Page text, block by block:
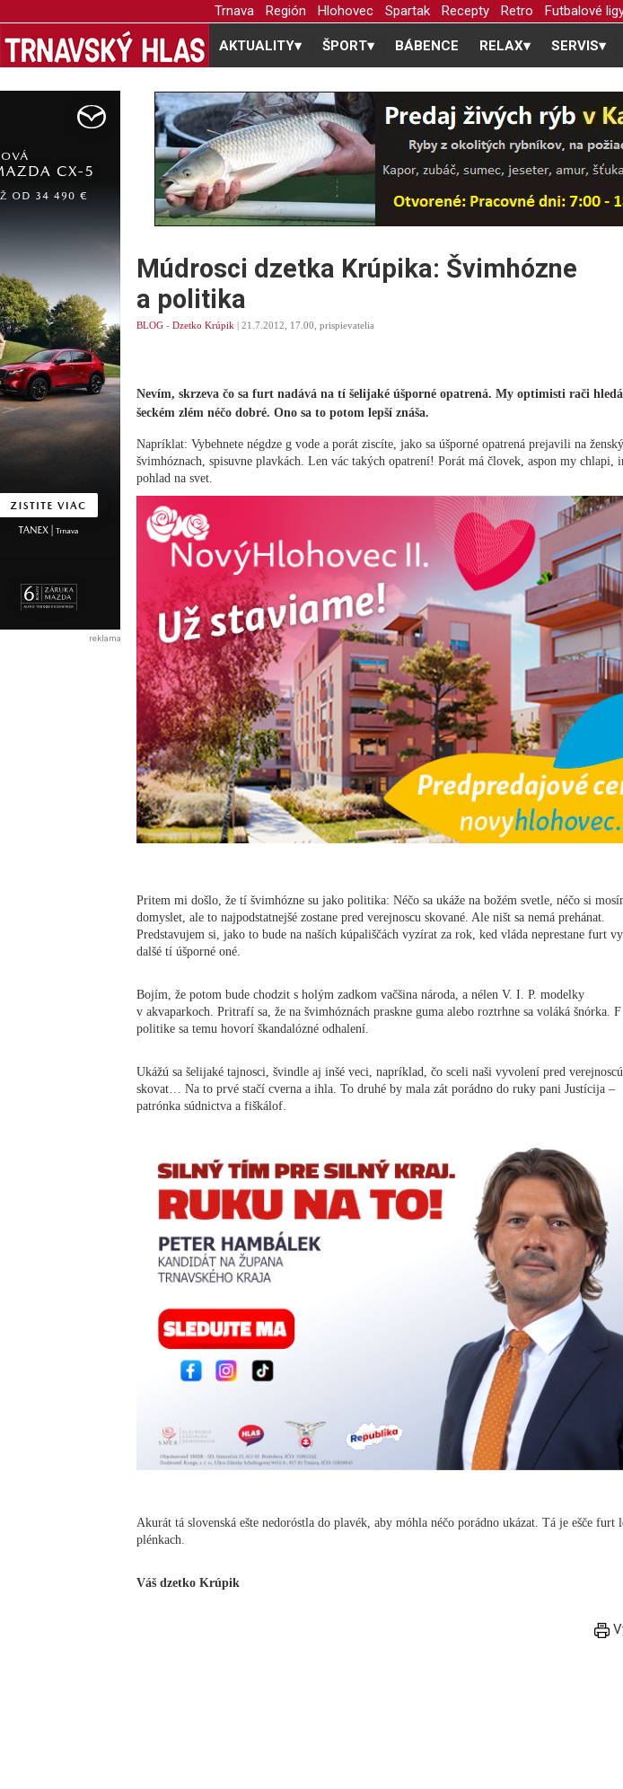
Trnava Región Hlohovec Spartak Recepty Retro Futbalové
AKTUALITY▾ ŠPORT▾ BÁBENCE RELAX▾ SERVIS▾
Múdrosci dzetka Krúpika: Švimhózne
a politika
BLOG - Dzetko Krúpik | 21.7.2012, 17.00, prispievatelia
Nevím, skrzeva čo sa furt nadává na tí šelijaké úšporné opatrená. My optimisti rači
šeckém zlém néčo dobré. Ono sa to potom lepší znáša.
Napríklat: Vybehnete négdze g vode a porát ziscíte, jako sa úšporné opatrená prejavili na
švimhóznach, spisuvne plavkách. Len vác takých opatrení! Porát má človek, aspon my chlapi,
pohlad na svet.
Pritem mi došlo, že tí švimhózne su jako politika: Néčo sa ukáže na božém svetle, néčo si
domyslet, ale to najpodstatnejšé zostane pred verejnoscu skované. Ale ništ sa nemá prehánat.
Predstavujem si, jako to bude na naších kúpališčách vyzírat za rok, ked vláda neprestane furt
dalšé tí úšporné oné.
Bojím, že potom bude chodzit s holým zadkom vačšina národa, a nélen V. I. P. modelky
v akvaparkoch. Pritrafí sa, že na švimhóznách praskne guma alebo roztrhne sa voláká šnórka. F
politike sa temu hovorí škandalózné odhalení.
Ukážú sa šelijaké tajnosci, švindle aj inšé veci, napríklad, čo sceli naši vyvolení pred
skovat… Na to prvé stačí cverna a ihla. To druhé by mala zát porádno do ruky pani Justícija –
patrónka súdnictva a fiškálof.
Akurát tá slovenská ešte nedoróstla do plavék, aby móhla néčo porádno ukázat. Tá je ešče furt
plénkach.
Váš dzetko Krúpik
reklama